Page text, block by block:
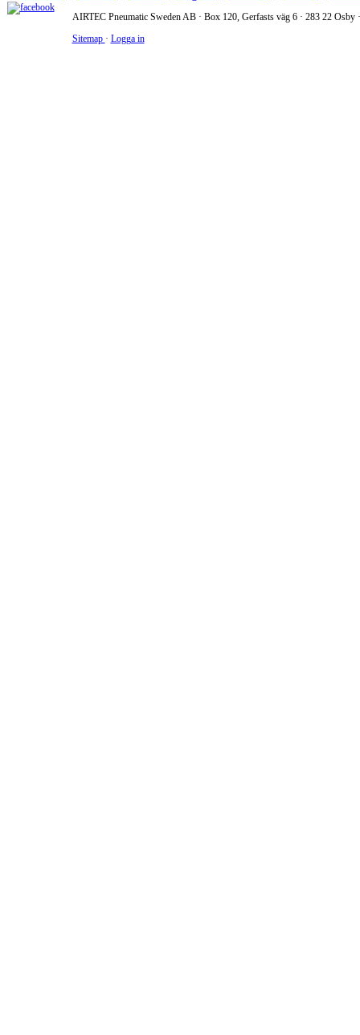
AIRTEC Pneumatic Sweden AB · Box 120, Gerfasts väg 6 · 283 22
Sitemap · Logga in